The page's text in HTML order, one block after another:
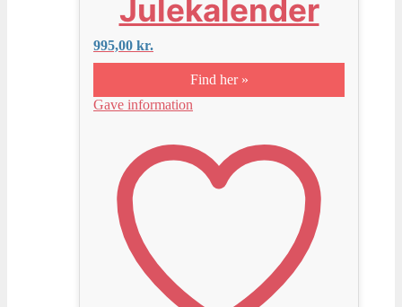
Julekalender
995,00 kr.
Find her »
Gave information